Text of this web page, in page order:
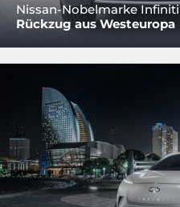
Nissan-Nobelmarke Infiniti
Rückzug aus Westeuropa